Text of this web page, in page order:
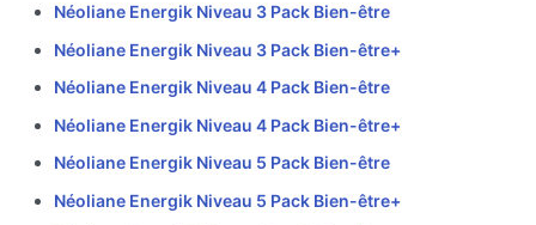
Néoliane Energik Niveau 3 Pack Bien-être
Néoliane Energik Niveau 3 Pack Bien-être+
Néoliane Energik Niveau 4 Pack Bien-être
Néoliane Energik Niveau 4 Pack Bien-être+
Néoliane Energik Niveau 5 Pack Bien-être
Néoliane Energik Niveau 5 Pack Bien-être+